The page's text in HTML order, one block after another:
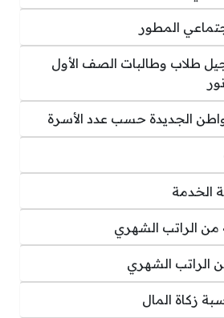
المطور
طلاب وطالبات الصف الأول
الجديدة حسب عدد الأسرة
الخدمة
الراتب الشهري
الراتب الشهري
زكاة المال